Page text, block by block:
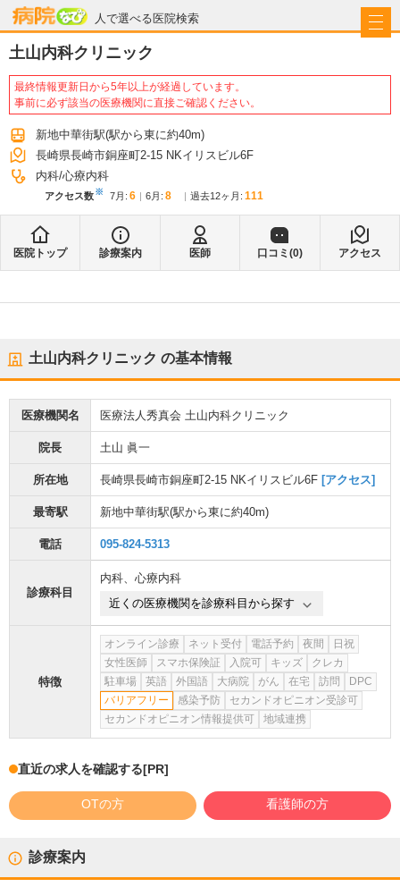
人で選べる医院検索
病院なび
土山内科クリニック
最終情報更新日から5年以上が経過しています。
事前に必ず該当の医療機関に直接ご確認ください。
新地中華街駅(駅から東に約40m)
長崎県長崎市銅座町2-15 NKイリスビル6F
内科 心療内科
アクセス数※ 7月 : 6 6月 : 8 過去12ヶ月: 111
医院トップ 診療案内 医師 口コミ(0) アクセス
土山内科クリニック の基本情報
医療機関名 医療法人秀真会 土山内科クリニック
院長 土山 眞一
所在地 長崎県長崎市銅座町2-15 NKイリスビル6F [アクセス]
最寄駅 新地中華街駅(駅から東に約40m)
電話 095-824-5313
診療科目
内科、 心療内科
近くの医療機関を診療科目から探す
特徴
オンライン診療 ネット受付 電話予約 夜間
日祝
女性医師
スマホ保険証 入院可 キッズ
クレカ
駐車場
英語 外国語 大病院 がん 在宅 訪問
DPC
バリアフリー
感染予防
セカンドオピニオン受診可
セカンドオピニオン情報提供可
地域連携
直近の求人を確認する[PR]
OTの方 看護師の方
診療案内